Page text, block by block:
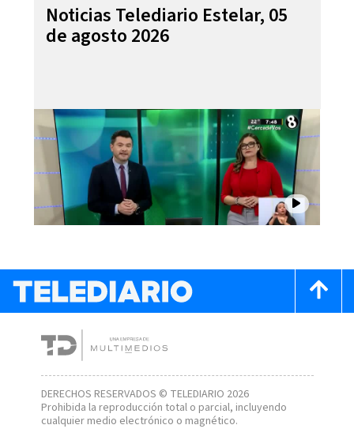
Noticias Telediario Estelar, 05
de agosto 2026
DERECHOS RESERVADOS © TELEDIARIO 2026
Prohibida la reproducción total o parcial, incluyendo
cualquier medio electrónico o magnético.